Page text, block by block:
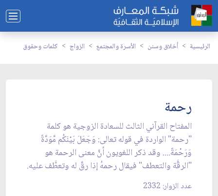
الرئيسية أخلاق وسنن الأسرة والمجتمع الزواج كلمات وحقوق
رحمة
المفتاح القرآني الثالث للسعادة الزوجية هو كلمة
"رحمة" الواردة في قوله تعالى: وَجَعَلَ بَيْنَكُم مَّوَدَّةً
وَرَحْمَةً.... وقد ذكر اللغويون أنَّ معنى الرحمة هو
"الرقَّة والتعطف" فيقال رحمهُ إذا رقَّ له وتعطَّف عليه.
عدد الزوار: 2332